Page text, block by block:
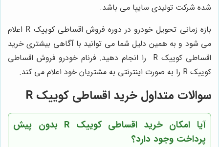
شده شرکت تولیدی سایپا می باشد.
بازه زمانی تحویل خودرو در دوره فروش اقساطی کوییک R
اعلام
می شود و به همین دلیل شما می توانید با آگاهی بیشتری خرید
اقساطی کوییک
R را انجام دهید. فرنام خودرو فروش اقساطی
کوییک R را به صورت اینترنتی به مشتریان خود اعلام می کند.
سوالات متداول خرید اقساطی کوییک R
آیا امکان خرید اقساطی کوییک R بدون پیش
پرداخت وجود دارد؟